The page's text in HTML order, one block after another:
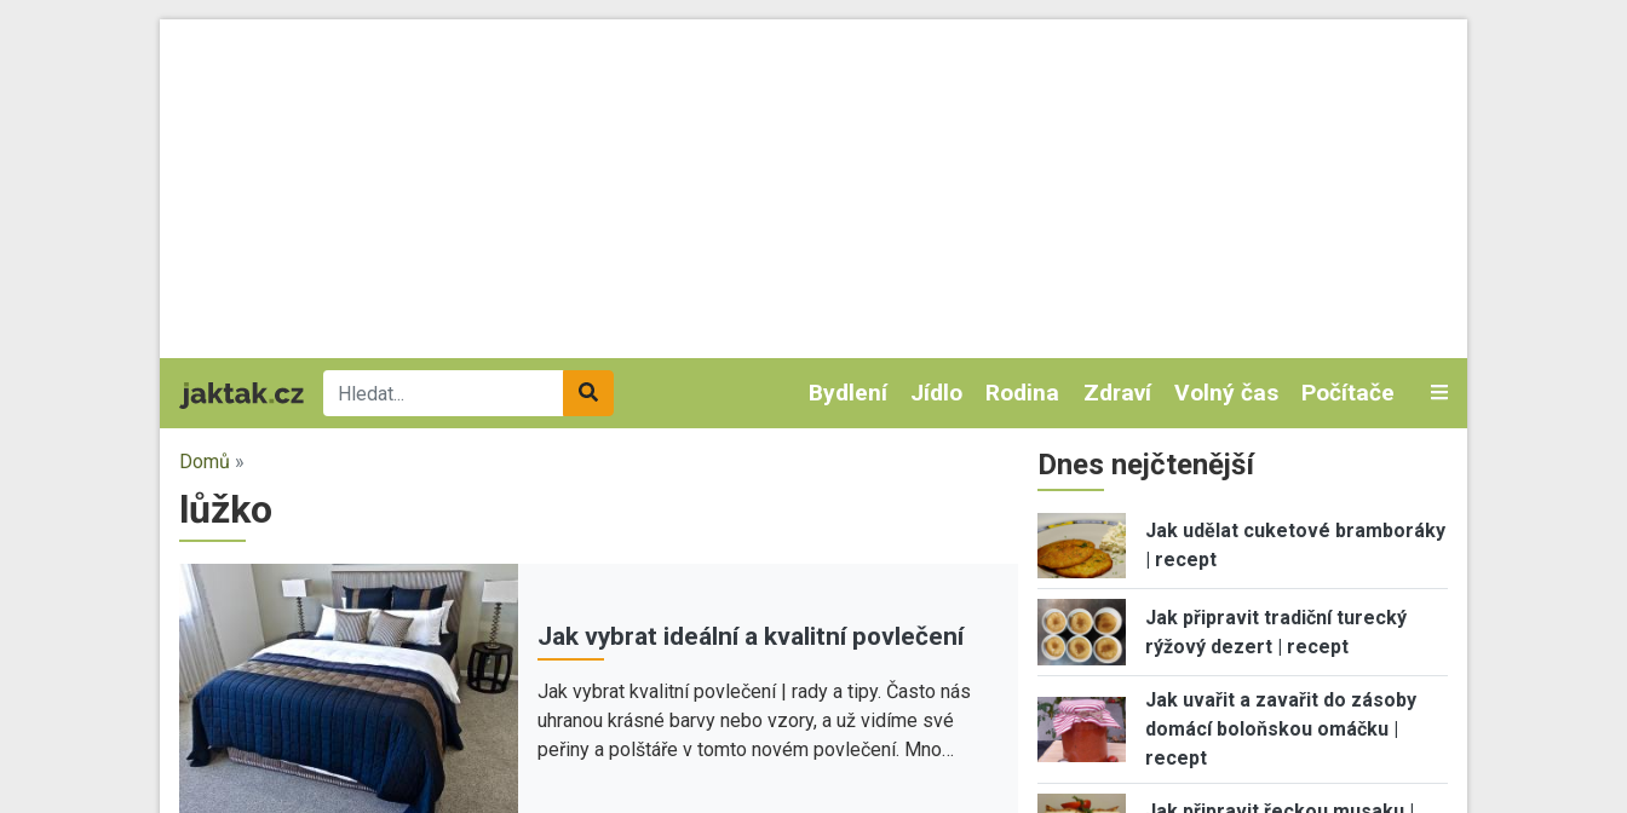
Bydlení Jídlo Rodina Zdraví Volný čas Počítače
Domů »
lůžko
Jak vybrat ideální a kvalitní povlečení
Jak vybrat kvalitní povlečení | rady a tipy. Často nás
uhranou krásné barvy nebo vzory, a už vidíme své
peřiny a polštáře v tomto novém povlečení. Mno…
Dnes nejčtenější
Jak udělat cuketové bramboráky
| recept
Jak připravit tradiční turecký
rýžový dezert | recept
Jak uvařit a zavařit do zásoby
domácí boloňskou omáčku |
recept